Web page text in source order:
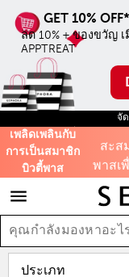
ลด 10% + ของขวัญ
APPTREAT
จั
ฟรี สินค้าขนาด
เพลิดเพลินกับ
การเป็นสมาชิก
บิวตี้พาส
ลด
ขั้นต
ออ
ใช้โ
สะส
พาสเ
และ
รับฟรี
สมั